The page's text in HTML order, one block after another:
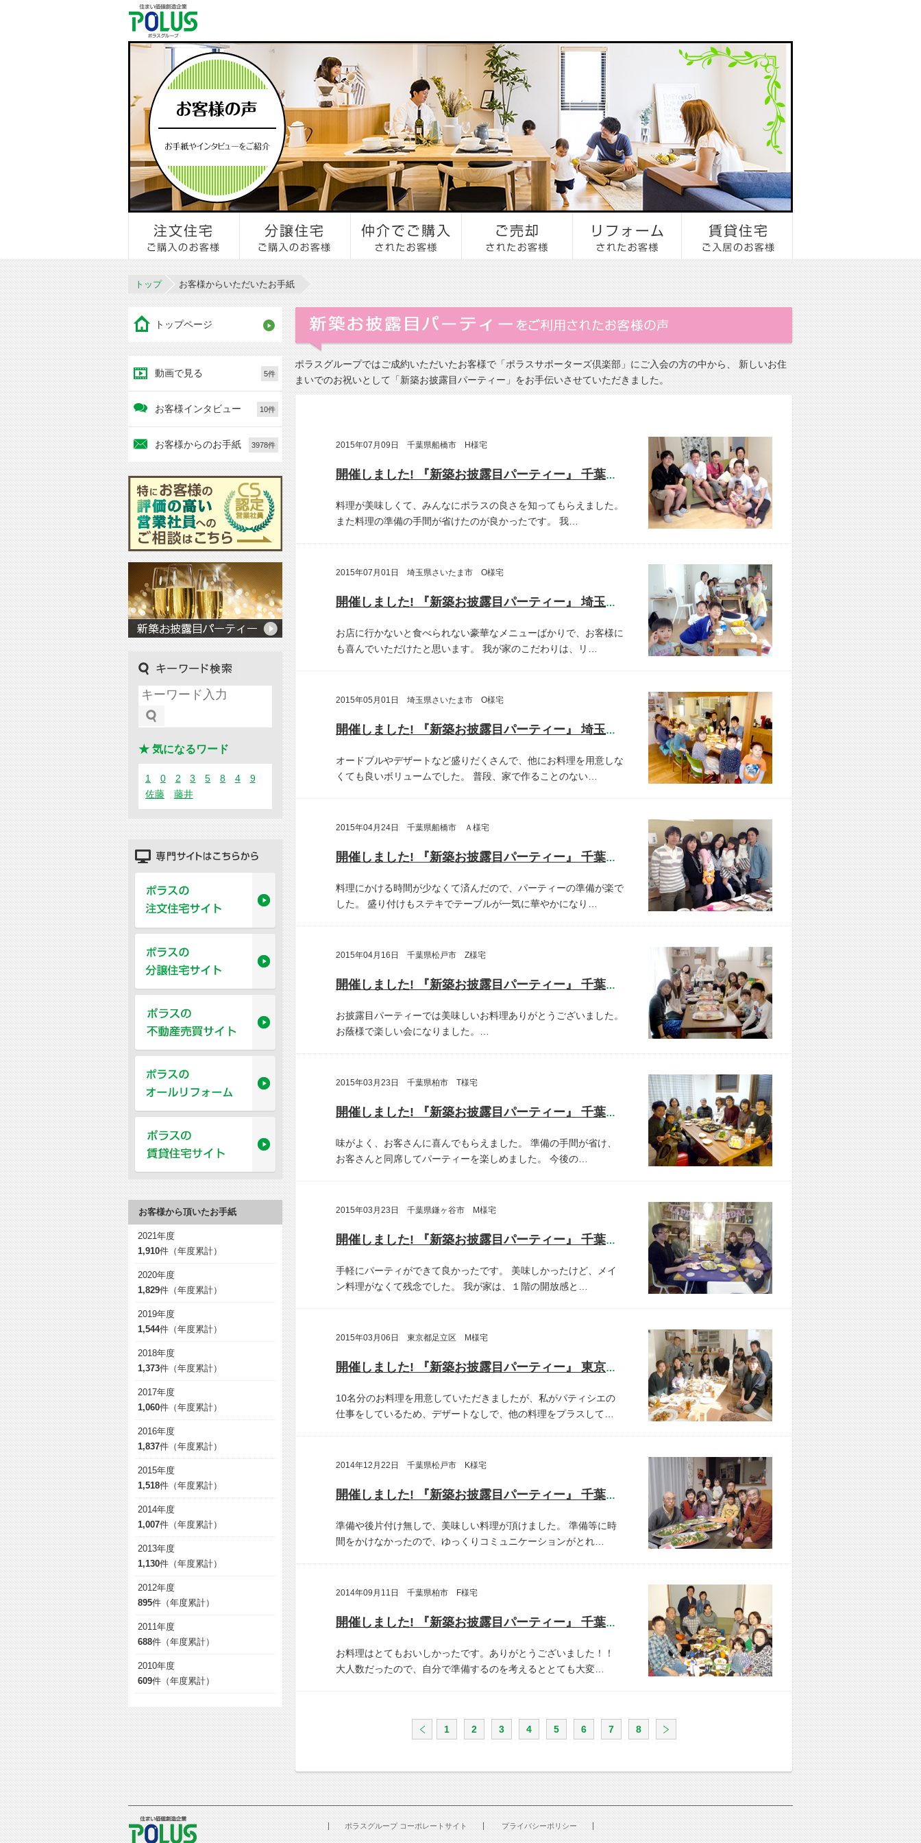
トップ お客様からいただいたお手紙
ポラスグループではご成約いただいたお客様で「ポラスサポーターズ倶楽部」にご入会の方の中から、 新しいお住
まいでのお祝いとして「新築お披露目パーティー」をお手伝いさせていただきました。
2015年07月09日 千葉県船橋市 H様宅
開催しました! 『新築お披露目パーティー』 千葉県船橋市 H様宅
料理が美味しくて、みんなにポラスの良さを知ってもらえました。
また料理の準備の手間が省けたのが良かったです。
我…
2015年07月01日 埼玉県さいたま市 O様宅
開催しました! 『新築お披露目パーティー』 埼玉県さいたま市 O様宅
お店に行かないと食べられない豪華なメニューばかりで、お客様に
も喜んでいただけたと思います。
我が家のこだわりは、リ…
2015年05月01日 埼玉県さいたま市 O様宅
開催しました! 『新築お披露目パーティー』 埼玉県さいたま市 O様宅
オードブルやデザートなど盛りだくさんで、他にお料理を用意しな
くても良いボリュームでした。
普段、家で作ることのない…
2015年04月24日 千葉県船橋市 Ａ様宅
開催しました! 『新築お披露目パーティー』 千葉県船橋市 A様宅
料理にかける時間が少なくて済んだので、パーティーの準備が楽で
した。
盛り付けもステキでテーブルが一気に華やかになり…
2015年04月16日 千葉県松戸市 Z様宅
開催しました! 『新築お披露目パーティー』 千葉県松戸市 Z様宅
お披露目パーティーでは美味しいお料理ありがとうございました。
お蔭様で楽しい会になりました。…
2015年03月23日 千葉県柏市 T様宅
開催しました! 『新築お披露目パーティー』 千葉県柏市 T様宅
味がよく、お客さんに喜んでもらえました。
準備の手間が省け、
お客さんと同席してパーティーを楽しめました。
今後の…
2015年03月23日 千葉県鎌ヶ谷市 M様宅
開催しました! 『新築お披露目パーティー』 千葉県鎌ヶ谷市 M様宅
手軽にパーティができて良かったです。
美味しかったけど、メイ
ン料理がなくて残念でした。
我が家は、１階の開放感と…
2015年03月06日 東京都足立区 M様宅
開催しました! 『新築お披露目パーティー』 東京都足立区 M様宅
10名分のお料理を用意していただきましたが、私がパティシエの
仕事をしているため、デザートなしで、他の料理をプラスして…
2014年12月22日 千葉県松戸市 K様宅
開催しました! 『新築お披露目パーティー』 千葉県松戸市 K様宅
準備や後片付け無しで、美味しい料理が頂けました。
準備等に時
間をかけなかったので、ゆっくりコミュニケーションがとれ…
2014年09月11日 千葉県柏市 F様宅
開催しました! 『新築お披露目パーティー』 千葉県柏市 F様宅
お料理はとてもおいしかったです。ありがとうございました！！
大人数だったので、自分で準備するのを考えるととても大変…
1 2 3 4 5 6 7 8
トップページ
動画で見る 5件
お客様インタビュー 10件
お客様からのお手紙 3978件
★ 気になるワード
1 0 2 3 5 8 4
9
佐藤
藤井
お客様から頂いたお手紙
2021年度
1,910件（年度累計）
2020年度
1,829件（年度累計）
2019年度
1,544件（年度累計）
2018年度
1,373件（年度累計）
2017年度
1,060件（年度累計）
2016年度
1,837件（年度累計）
2015年度
1,518件（年度累計）
2014年度
1,007件（年度累計）
2013年度
1,130件（年度累計）
2012年度
895件（年度累計）
2011年度
688件（年度累計）
2010年度
609件（年度累計）
ポラスグループ コーポレートサイト
プライバシーポリシー